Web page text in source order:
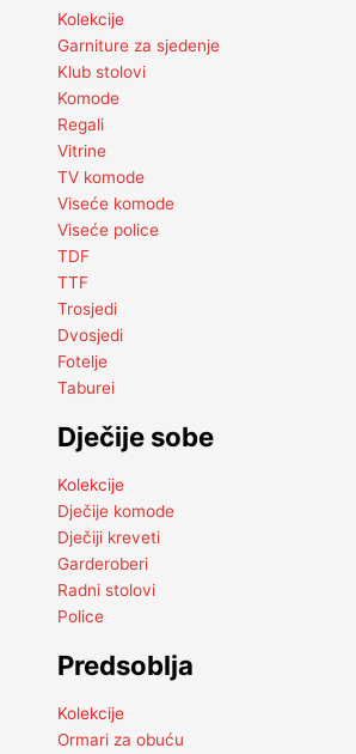
Kolekcije
Garniture za sjedenje
Klub stolovi
Komode
Regali
Vitrine
TV komode
Viseće komode
Viseće police
TDF
TTF
Trosjedi
Dvosjedi
Fotelje
Taburei
Dječije sobe
Kolekcije
Dječije komode
Dječiji kreveti
Garderoberi
Radni stolovi
Police
Predsoblja
Kolekcije
Ormari za obuću